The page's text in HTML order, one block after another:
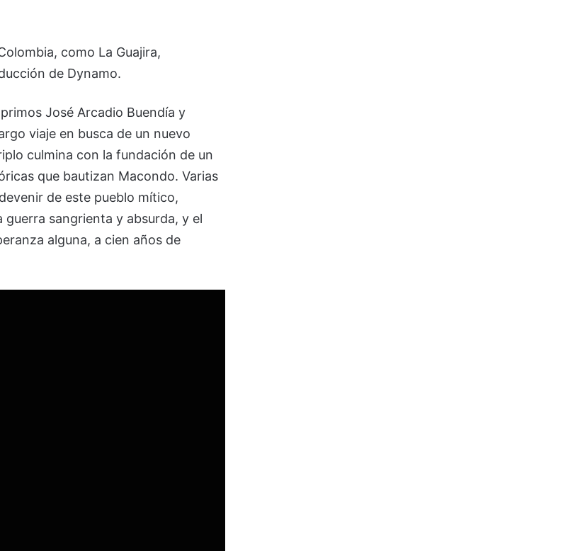
como La Guajira,
de Dynamo.
José Arcadio Buendía y
viaje en busca de un nuevo
culmina con la fundación de un
que bautizan Macondo. Varias
de este pueblo mítico,
sangrienta y absurda, y el
alguna, a cien años de